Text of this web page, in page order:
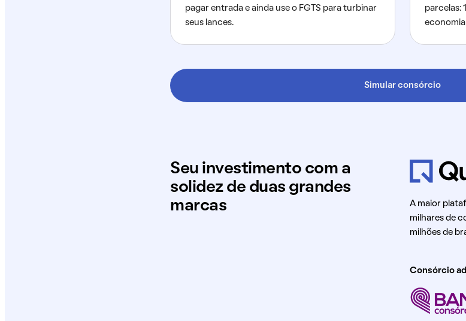
pagar entrada e ainda use o FGTS para turbinar
seus lances.
parcelas:
Simular consórcio
Seu investimento com a
solidez de duas grandes
marcas
A maior
milhares de
milhões de
Consórcio